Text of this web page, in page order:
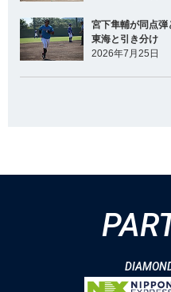
宮下隼輔が同点
東海と引き分け
2026年7月25日